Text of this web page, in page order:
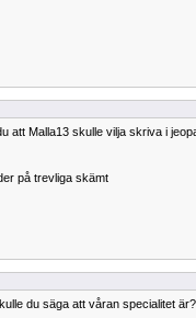
att Malla13 skulle vilja skriva i
på trevliga skämt
du säga att våran specialitet är?